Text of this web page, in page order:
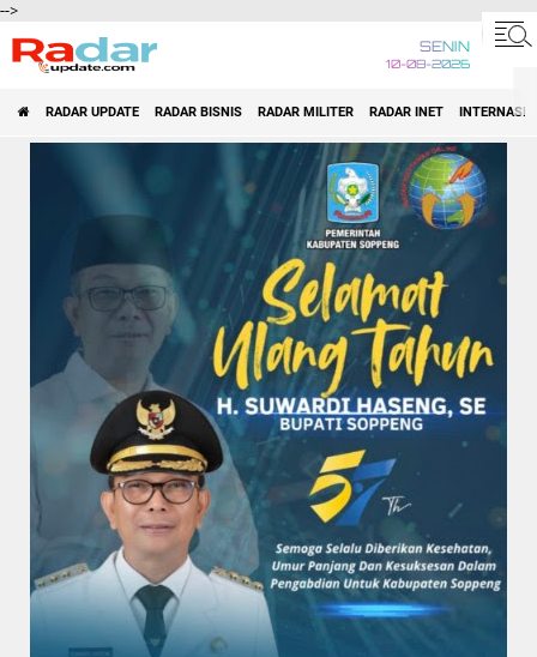
-->
SENIN
10-08-2026
RADAR UPDATE RADAR BISNIS RADAR MILITER RADAR INET